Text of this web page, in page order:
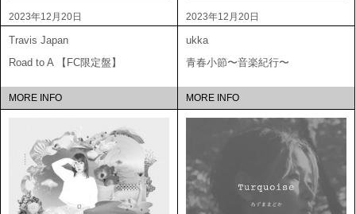
2023年12月20日
Travis Japan
Road to A 【FC限定盤】
MORE INFO
2023年12月20日
ukka
青春小節〜音楽紀行〜
MORE INFO